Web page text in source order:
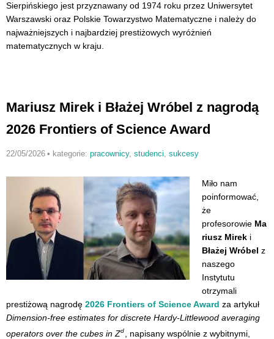
Sierpińskiego jest przyznawany od 1974 roku przez Uniwersytet
Warszawski oraz Polskie Towarzystwo Matematyczne i należy do
najważniejszych i najbardziej prestiżowych wyróżnień
matematycznych w kraju.
Mariusz Mirek i Błażej Wróbel z nagrodą
2026 Frontiers of Science Award
22/05/2026 • kategorie: pracownicy, studenci sukcesy
Miło nam
poinformować,
że
profesorowie Ma
riusz Mirek i
Błażej Wróbel z
naszego
Instytutu
otrzymali
prestiżową nagrodę 2026 Frontiers of Science Award za artykuł
Dimension-free estimates for discrete Hardy-Littlewood averaging
operators over the cubes in Zd
, napisany wspólnie z wybitnymi,